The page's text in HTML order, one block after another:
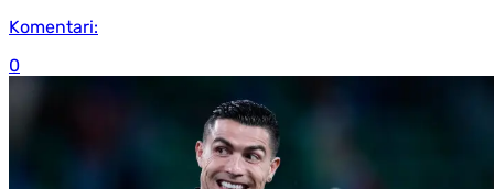
Komentari:
0